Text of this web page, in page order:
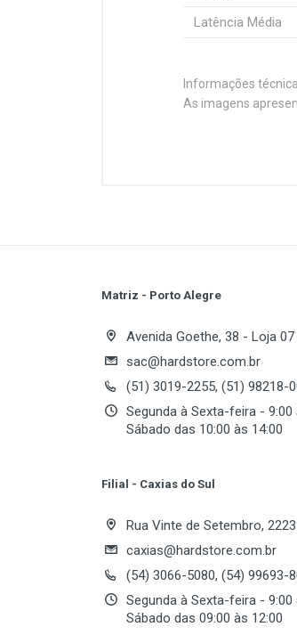
Latência Média
Informações
As imagens
Capacidade
Desempenho
RPM
Latência Média
Review Stars
Matriz - Porto Alegre
Avenida Goethe, 38 - Loja 07
sac@hardstore.com.br
(51) 3019-2255, (51) 98218-
Segunda à Sexta-feira - 9:00
Sábado das 10:00 às 14:00
Filial - Caxias do Sul
Rua Vinte de Setembro,
caxias@hardstore.com.br
(54) 3066-5080, (54) 99693-
Segunda à Sexta-feira - 9:00
Sábado das 09:00 às 12:00